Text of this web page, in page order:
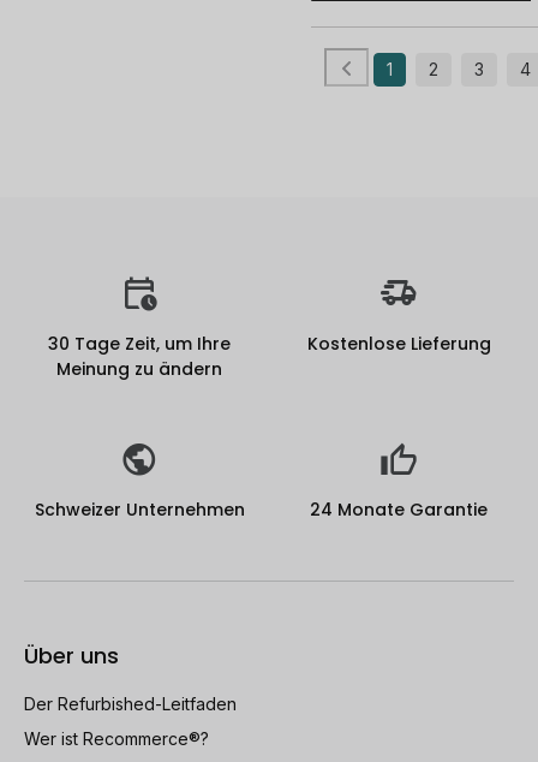
1 2 3 4
30 Tage Zeit, um Ihre
Meinung zu ändern
Kostenlose Lieferung
Schweizer Unternehmen 24 Monate Garantie
Über uns
Der Refurbished-Leitfaden
Wer ist Recommerce®?